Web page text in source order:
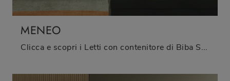
MENEO
Clicca e scopri i Letti con contenitore di Biba Salotti! Il modello Meneo in tessuto ti attende nelle versioni matrimoniali.